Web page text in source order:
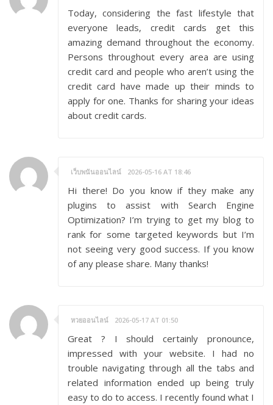
Today, considering the fast lifestyle that
everyone leads, credit cards get this
amazing demand throughout the economy.
Persons throughout every area are using
credit card and people who aren’t using the
credit card have made up their minds to
apply for one. Thanks for sharing your ideas
about credit cards.
เว็บพนันออนไลน์ 2026-05-16 AT 18:46
Hi there! Do you know if they make any
plugins to assist with Search Engine
Optimization? I’m trying to get my blog to
rank for some targeted keywords but I’m
not seeing very good success. If you know
of any please share. Many thanks!
หวยออนไลน์ 2026-05-17 AT 01:50
Great ? I should certainly pronounce,
impressed with your website. I had no
trouble navigating through all the tabs and
related information ended up being truly
easy to do to access. I recently found what I